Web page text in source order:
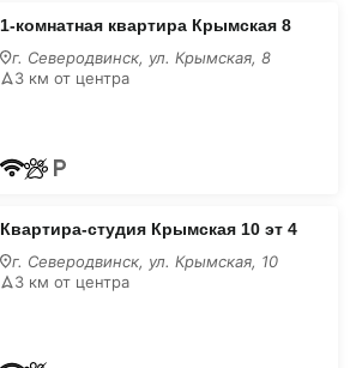
1-комнатная квартира Крымская 8
г. Северодвинск, ул. Крымская, 8
3 км от центра
Квартира-студия Крымская 10 эт 4
г. Северодвинск, ул. Крымская, 10
3 км от центра